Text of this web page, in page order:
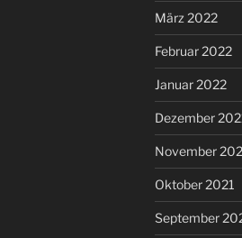
März 2022
Februar 2022
Januar 2022
Dezember
November
Oktober 2021
September